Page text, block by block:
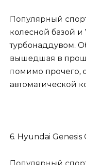
Популярный
колесной базой
турбонаддувом.
вышедшая в
помимо прочего,
автоматической
6. Hyundai Genesis
Популярный